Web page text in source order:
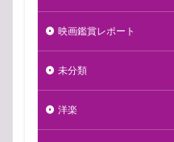
映画鑑賞レポート
未分類
洋楽